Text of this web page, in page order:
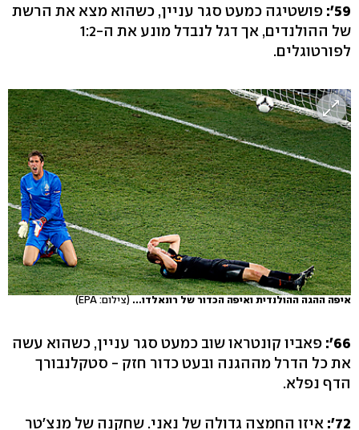
59':
פושטיגה כמעט סגר עניין, כשהוא מצא את הרשת
של ההולנדים, אך דגל לנבדל מונע את ה-1:2
לפורטוגלים.
איפה ההגה ההולנדית ואיפה הכדור של רונאלדו...(צילום: EPA)
66':
פאביו קונטראו שוב כמעט סגר עניין, כשהוא עשה
את כל הדרל מההגנה ובעט כדור חזק - סטקלנבורך
הדף נפלא.
72': איזו החמצה גדולה של נאני. שחקנה של מנצ'טר